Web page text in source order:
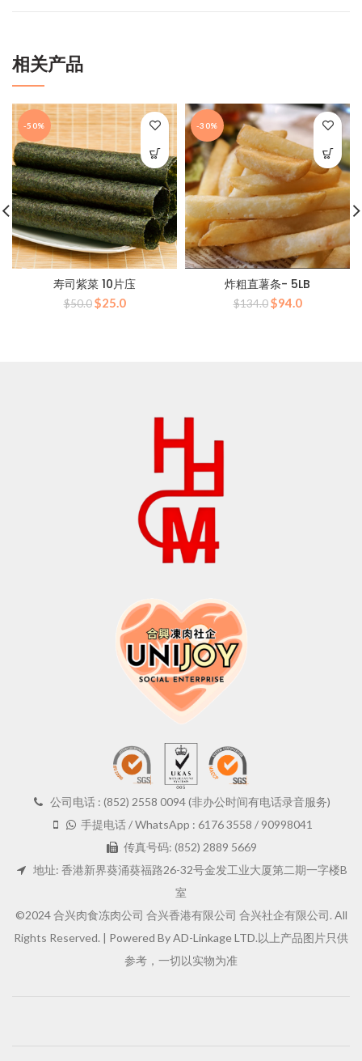
相关产品
-50%
寿司紫菜 10片庒
$50.0 原
$25.0当
-30%
炸粗直薯条- 5LB
$134.0 原
$94.0当
公司电话 : (852) 2558 0094 (非办公时间有电话录音服务)
手提电话 / WhatsApp : 6176 3558 / 90998041
传真号码: (852) 2889 5669
地址: 香港新界葵涌葵福路26-32号金发工业大厦第二期一字楼B
室
©2024 合兴肉食冻肉公司 合兴香港有限公司 合兴社企有限公司. All
Rights Reserved. | Powered By AD-Linkage LTD.以上产品图片只供
参考，一切以实物为准